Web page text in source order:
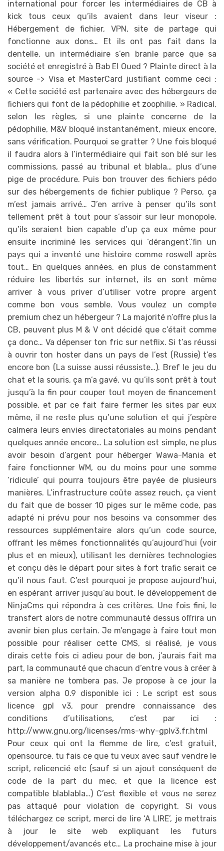
international pour forcer les intermédiaires de CB à
kick tous ceux qu’ils avaient dans leur viseur :
Hébergement de fichier, VPN, site de partage qui
fonctionne aux dons… Et ils ont pas fait dans la
dentelle, un intermédiaire s’en branle parce que sa
société et enregistré à Bab El Oued ? Plainte direct à la
source -> Visa et MasterCard justifiant comme ceci :
« Cette société est partenaire avec des hébergeurs de
fichiers qui font de la pédophilie et zoophilie. » Radical,
selon les règles, si une plainte concerne de la
pédophilie, M&V bloqué instantanément, mieux encore,
sans vérification. Pourquoi se gratter ? Une fois bloqué
il faudra alors à l’intermédiaire qui fait son blé sur les
commissions, passé au tribunal et blabla… plus d’une
pige de procédure. Puis bon trouver des fichiers pédo
sur des hébergements de fichier publique ? Perso, ça
m’est jamais arrivé… J’en arrive à penser qu’ils sont
tellement prêt à tout pour s’assoir sur leur monopole,
qu’ils seraient bien capable d’up ça eux même pour
ensuite incriminé les services qui ‘dérangent’.’fin un
pays qui a inventé une histoire comme roswell après
tout… En quelques années, en plus de constamment
réduire les libertés sur internet, ils en sont même
arriver à vous priver d’utiliser votre propre argent
comme bon vous semble. Vous voulez un compte
premium chez un hébergeur ? La majorité n’offre plus la
CB, peuvent plus M & V ont décidé que c’était comme
ça donc… Va dépenser ton fric sur netflix. Si t’as réussi
à ouvrir ton hoster dans un pays de l’est (Russie) t’es
encore bon (La suisse aussi réussiste…). Bref le jeu du
chat et la souris, ça m’a gavé, vu qu’ils sont prêt à tout
jusqu’à la fin pour couper tout moyen de financement
possible, et par ce fait faire fermer les sites par eux
même, il ne reste plus qu’une solution et qui j’espère
calmera leurs envies directatoriales au moins pendant
quelques année encore… La solution est simple, ne plus
avoir besoin d’argent pour héberger Wawa-Mania et
faire fonctionner WM, ou du moins pour une somme
‘ridicule’ qui pourra toujours être payée de plusieurs
manières. L’infrastructure coûte assez reuch, ça vient
du fait que de bosser 10 piges sur le même code, pas
adapté ni prévu pour nos besoins va consommer des
ressources supplémentaire alors qu’un code source,
offrant les mêmes fonctionnalités qu’aujourd’hui (voir
plus et en mieux), utilisant les dernières technologies
et conçu dès le départ pour sites à fort trafic serait ce
qu’il nous faut. C’est pourquoi je propose aujourd’hui,
en espérant arriver jusqu’au bout, le développement de
NinjaCms qui répondra à ces critères. Une fois fini, le
transfert alors de notre communauté dessus offrira un
avenir bien plus certain. Je m’engage à faire tout mon
possible pour réaliser cette CMS, si réalisé, je vous
dirais cette fois ci adieu pour de bon, j’aurais fait ma
part, la communauté que chacun d’entre vous à créer à
sa manière ne tombera pas. Je propose à ce jour la
version alpha 0.9 disponible ici : Le script est sous
licence gpl v3, pour prendre connaissance des
conditions d’utilisations, c’est par ici :
http://www.gnu.org/licenses/rms-why-gplv3.fr.html
Pour ceux qui ont la flemme de lire, c’est gratuit,
opensource, tu fais ce que tu veux avec sauf vendre le
script, relicencié etc (sauf si un ajout conséquent de
code de la part du mec, et que la licence est
compatible blablabla…) C’est flexible et vous ne serez
pas attaqué pour violation de copyright. Si vous
téléchargez ce script, merci de lire ‘A LIRE’, je mettrais
à jour le site web expliquant les futurs
développement/avancés etc… La prochaine mise à jour